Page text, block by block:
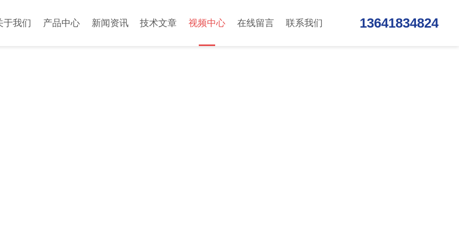
于我们 产品中心 新闻资讯 技术文章 视频中心 在线留言 联系我们 13641834824